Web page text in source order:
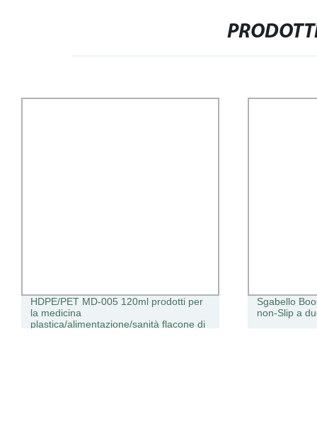
HDPE/PET MD-005 120ml prodotti per
la medicina
plastica/alimentazione/sanità flacone di
Sgabello
non-Slip a